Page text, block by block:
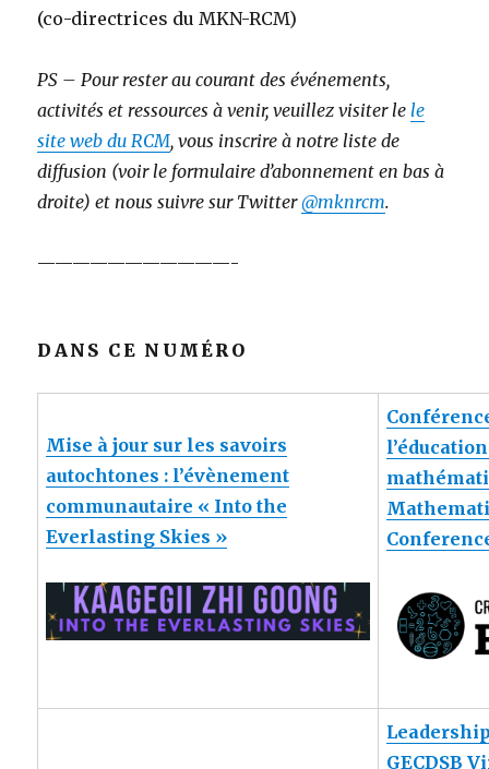
(co-directrices du MKN-RCM)
PS – Pour rester au courant des événements,
activités et ressources à venir, veuillez visiter lele
site web du RCM, vous inscrire à notre liste de
diffusion (voir le formulaire d’abonnement en bas à
droite) et nous suivre sur Twitter@mknrcm.
———————————-
DANS CE NUMÉRO
Mise à jour sur les savoirs
autochtones : l’évènement
communautaire « Into the
Everlasting Skies »
GECDSB